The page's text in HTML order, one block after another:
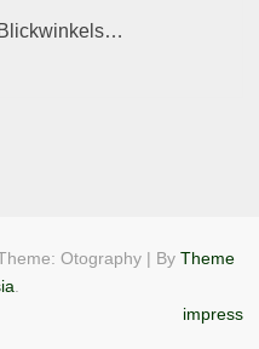
Otography | ByTheme
impress